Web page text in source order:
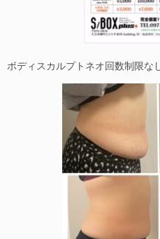
ボディスカルプトネオ回数制限な